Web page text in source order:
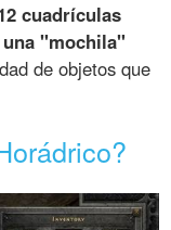
cuadrículas
una "mochila"
de objetos que